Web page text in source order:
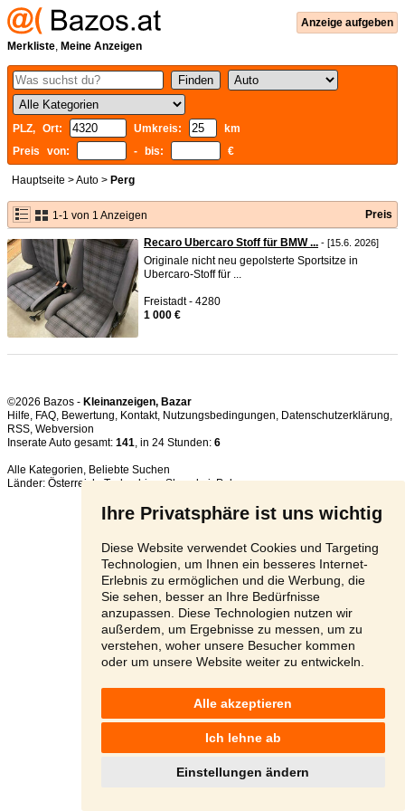
Ihre Privatsphäre ist uns wichtig
Diese Website verwendet Cookies und Targeting
Technologien, um Ihnen ein besseres Internet-
Erlebnis zu ermöglichen und die Werbung, die
Sie sehen, besser an Ihre Bedürfnisse
anzupassen. Diese Technologien nutzen wir
außerdem, um Ergebnisse zu messen, um zu
verstehen, woher unsere Besucher kommen
oder um unsere Website weiter zu entwickeln.
Alle akzeptieren
Ich lehne ab
Einstellungen ändern
Anzeige aufgeben
Merkliste, Meine Anzeigen
PLZ, Ort: Umkreis:
km
Preis von:
- bis: €
Hauptseite >Auto > Perg
1-1 von 1 Anzeigen Preis
Recaro Ubercaro Stoff für BMW ... - [15.6. 2026]
Originale nicht neu gepolsterte Sportsitze in
Ubercaro-Stoff für ...
Freistadt - 4280
1 000 €
©2026 Bazos - Kleinanzeigen, Bazar
Hilfe, FAQ, Bewertung, Kontakt, Nutzungsbedingungen, Datenschutzerklärung,
RSS,
Inserate Auto gesamt: 141, in 24 Stunden: 6
Alle Kategorien, Beliebte Suchen
Länder: Österreich,Tschechien,Slowakei,Polen